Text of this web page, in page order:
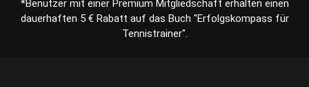
*Benutzer mit einer Premium Mitgliedschaft erhalten einen
dauerhaften 5 € Rabatt auf das Buch "Erfolgskompass für
Tennistrainer".